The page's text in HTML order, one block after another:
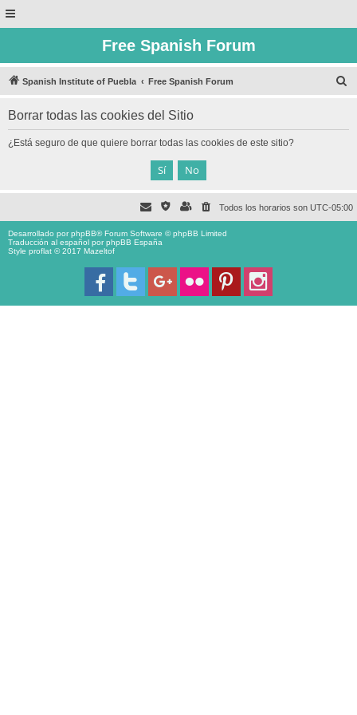
Free Spanish Forum
Spanish Institute of Puebla Free Spanish Forum
Borrar todas las cookies del Sitio
¿Está seguro de que quiere borrar todas las cookies de este sitio?
Todos los horarios son UTC-05:00
Desarrollado porphpBB® Forum Software © phpBB Limited
Traducción al español porphpBB España
Style proflat © 2017 Mazeltof